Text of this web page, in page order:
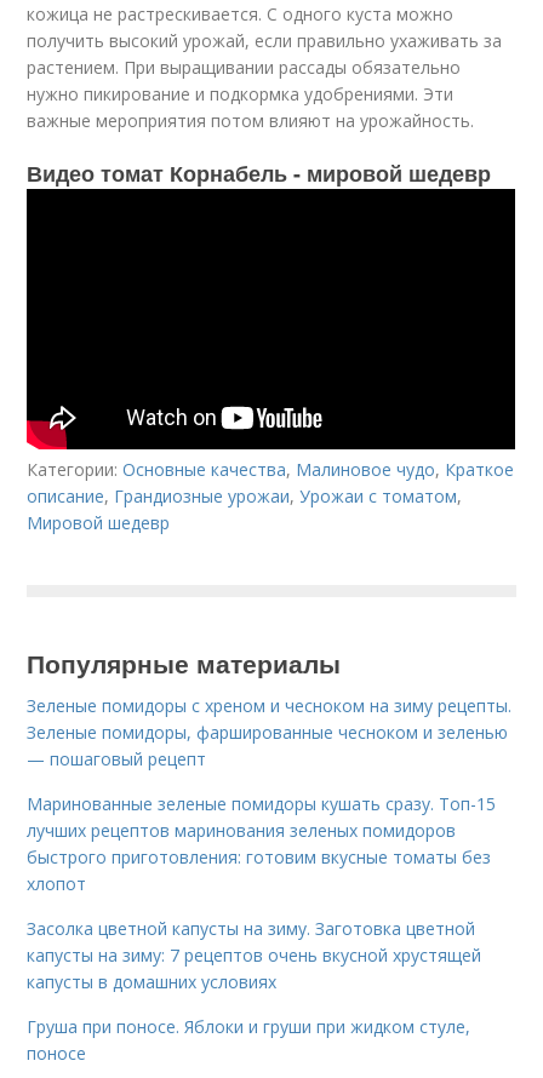
кожица не растрескивается. С одного куста можно
получить высокий урожай, если правильно ухаживать за
растением. При выращивании рассады обязательно
нужно пикирование и подкормка удобрениями. Эти
важные мероприятия потом влияют на урожайность.
Видео томат Корнабель - мировой шедевр
Категории:Основные качества, Малиновое чудо, Краткое
описание, Грандиозные урожаи,Урожаи с томатом,
Мировой шедевр
Популярные материалы
Зеленые помидоры с хреном и чесноком на зиму рецепты.
Зеленые помидоры, фаршированные чесноком и зеленью
— пошаговый рецепт
Маринованные зеленые помидоры кушать сразу. Топ-15
лучших рецептов маринования зеленых помидоров
быстрого приготовления: готовим вкусные томаты без
хлопот
Засолка цветной капусты на зиму. Заготовка цветной
капусты на зиму: 7 рецептов очень вкусной хрустящей
капусты в домашних условиях
Груша при поносе. Яблоки и груши при жидком стуле,
поносе